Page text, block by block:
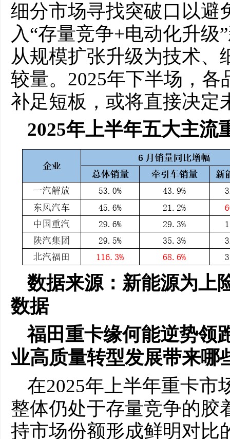
细分市场寻找突破口以避
入“存量竞争+电动化升
从规模扩张升级为技术、
较量。2025年下半场，
补足短板，或将直接决定
2025年上半年五大主流
数据来源：新能源为上
数据
福田重卡缘何能逆势领
业高质量转型发展带来哪
在2025年上半年重卡市
整体仍处于存量竞争的胶
持市场份额形成鲜明对比